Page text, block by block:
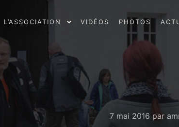
L’ASSOCIATION VIDÉOS PHOTOS
7 mai 2016 par